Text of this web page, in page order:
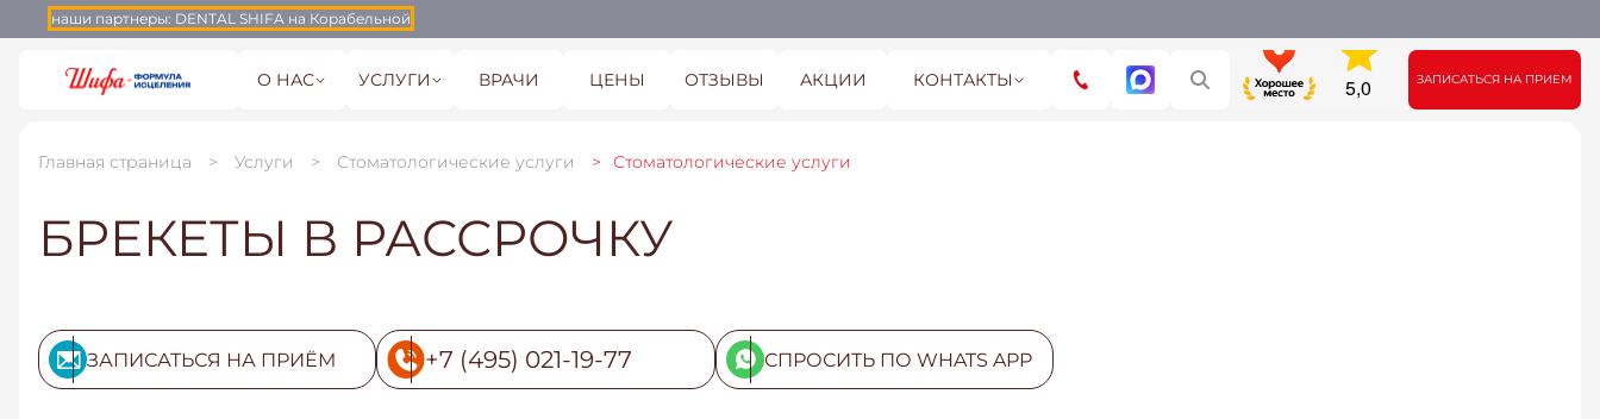
наши партнеры: DENTAL SHIFA на Корабельной
О НАС УСЛУГИ ВРАЧИ ЦЕНЫ ОТЗЫВЫ АКЦИИ КОНТАКТЫ ЗАПИСАТЬСЯ НА ПРИЕМ
Главная страница Услуги Стоматологические услуги Стоматологические услуги
БРЕКЕТЫ В РАССРОЧКУ
ЗАПИСАТЬСЯ НА ПРИЁМ +7 (495) 021-19-77 СПРОСИТЬ ПО WHATS APP